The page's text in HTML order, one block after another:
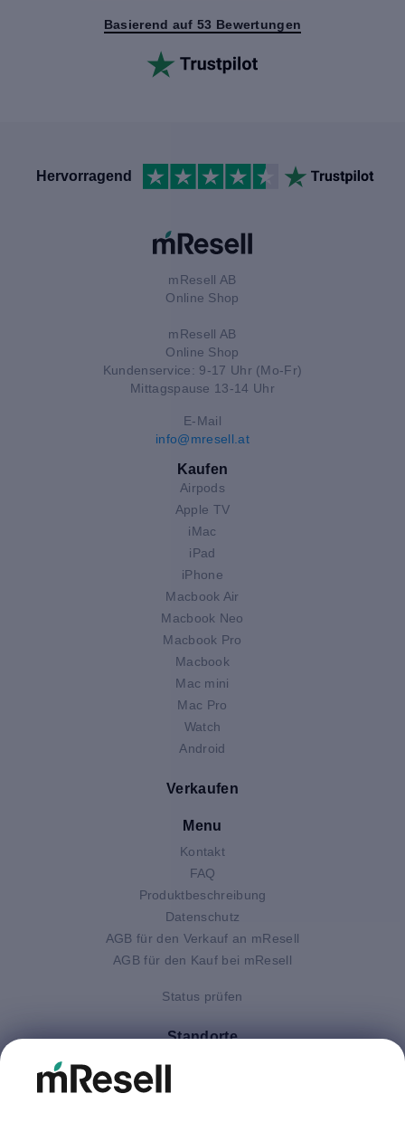
Basierend auf 53 Bewertungen
Hervorragend
mResell AB
Online Shop
mResell AB
Online Shop
Kundenservice: 9-17 Uhr (Mo-Fr)
Mittagspause 13-14 Uhr
E-Mail
info@mresell.at
Kaufen
Airpods
Apple TV
iMac
iPad
iPhone
Macbook Air
Macbook Neo
Macbook Pro
Macbook
Mac mini
Mac Pro
Watch
Android
Verkaufen
Menu
Kontakt
FAQ
Produktbeschreibung
Datenschutz
AGB für den Verkauf an mResell
AGB für den Kauf bei mResell
Status prüfen
Standorte
Deutschland